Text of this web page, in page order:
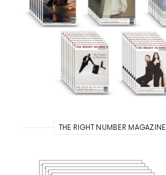
THE RIGHT NUMBER MAGAZINE